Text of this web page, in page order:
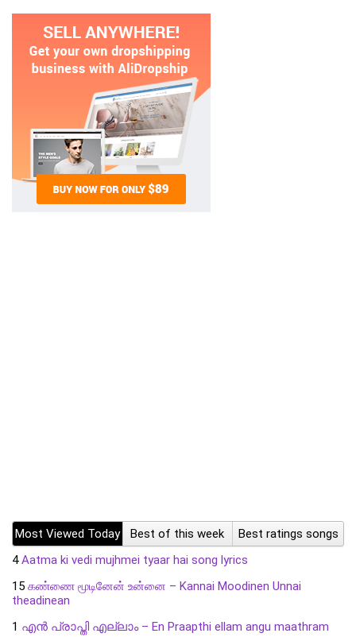
Most Viewed Today Best of this week
Best ratings songs
4 Aatma ki vedi mujhmei tyaar hai song lyrics
15 கண்ணை மூடினேன் உன்னை – Kannai Moodinen Unnai
theadinean
1 എൻ പ്രാപ്തി എല്ലാം – En Praapthi ellam angu maathram